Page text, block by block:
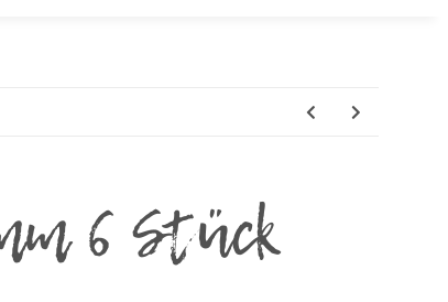
6 Stück